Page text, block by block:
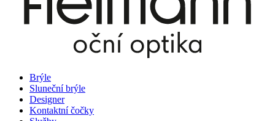
Brýle
Sluneční brýle
Designer
Kontaktní čočky